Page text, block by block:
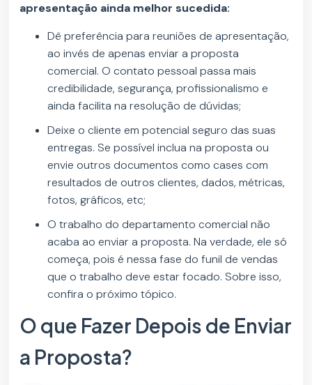
apresentação ainda melhor sucedida:
Dê preferência para reuniões de apresentação,
ao invés de apenas enviar a proposta
comercial. O contato pessoal passa mais
credibilidade, segurança, profissionalismo e
ainda facilita na resolução de dúvidas;
Deixe o cliente em potencial seguro das suas
entregas. Se possível inclua na proposta ou
envie outros documentos como cases com
resultados de outros clientes, dados, métricas,
fotos, gráficos, etc;
O trabalho do departamento comercial não
acaba ao enviar a proposta. Na verdade, ele só
começa, pois é nessa fase do funil de vendas
que o trabalho deve estar focado. Sobre isso,
confira o próximo tópico.
O que Fazer Depois de Enviar
a Proposta?